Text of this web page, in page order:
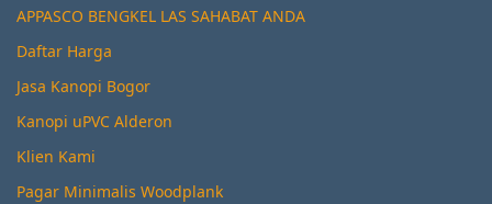
APPASCO BENGKEL LAS SAHABAT ANDA
Daftar Harga
Jasa Kanopi Bogor
Kanopi uPVC Alderon
Klien Kami
Pagar Minimalis Woodplank